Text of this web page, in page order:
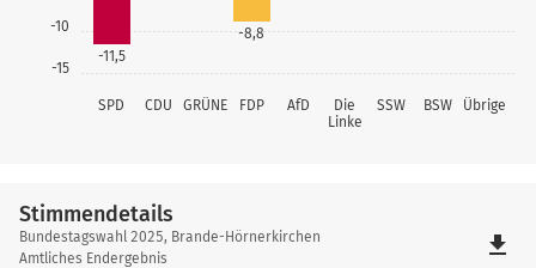
-15
-10
SPD CDU GRÜNE FDP AfD
Die
Linke
SSW BSW Übrige
-11,5
-8,8
Stimmendetails
Stimmendetails
Bundestagswahl 2025, Brande-Hörnerkirchen
Amtliches Endergebnis
file_download